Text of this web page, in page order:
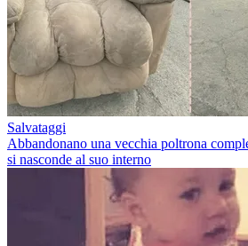
Salvataggi
Abbandonano una vecchia poltrona
si nasconde al suo interno